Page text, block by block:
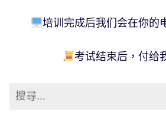
培训完成后我们会在你的
考试结束后，付给